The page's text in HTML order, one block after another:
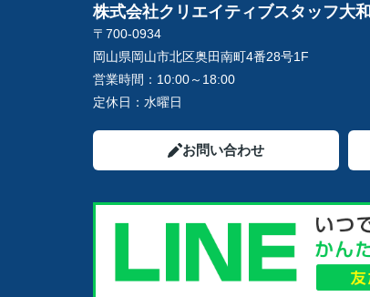
株式会社クリエイティブスタッフ大和
〒700-0934
岡山県岡山市北区奥田南町4番28号1F
営業時間： 10:00～18:00
定休日： 水曜日
お問い合わせ